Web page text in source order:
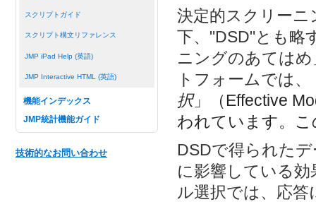
スクリプトガイド
スクリプト構文リファレンス
JMP iPad Help (英語)
JMP Interactive HTML (英語)
機能インデックス
JMP統計機能ガイド
技術的なお問い合わせ
決定的スクリーニ
下、"DSD"とも略
ニングのあては
トフォームでは、
択」（Effective
われています。
DSDで得られた
に影響している
ル選択では、応